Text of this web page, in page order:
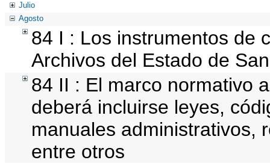
Julio
Agosto
84 I : Los instrumentos de
Archivos del Estado de
84 II : El marco normativo
deberá incluirse leyes,
manuales administrativos,
entre otros